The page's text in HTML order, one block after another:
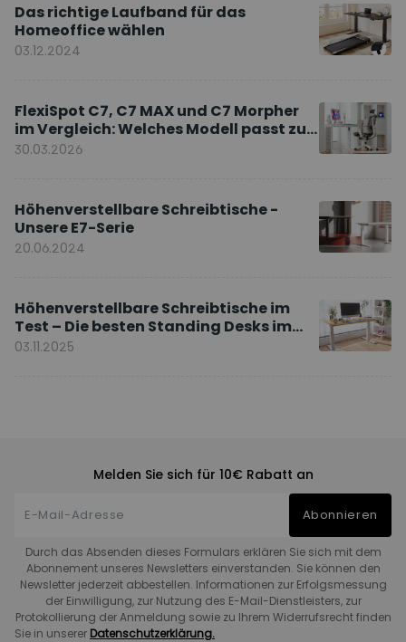
Das richtige Laufband für das
Homeoffice wählen
03.12.2024
FlexiSpot C7, C7 MAX und C7 Morpher
im Vergleich: Welches Modell passt zu
Ihnen?
30.03.2026
Höhenverstellbare Schreibtische -
Unsere E7-Serie
20.06.2024
Höhenverstellbare Schreibtische im
Test – Die besten Standing Desks im
Vergleich
03.11.2025
Melden Sie sich für 10€ Rabatt an
Abonnieren
Durch das Absenden dieses Formulars erklären Sie sich mit dem
Abonnement unseres Newsletters einverstanden. Sie können den
Newsletter jederzeit abbestellen. Informationen zur Erfolgsmessung
der Einwilligung, zur Nutzung des E-Mail-Dienstleisters, zur
Protokollierung der Anmeldung sowie zu Ihrem Widerrufsrecht finden
Sie in unserer Datenschutzerklärung.